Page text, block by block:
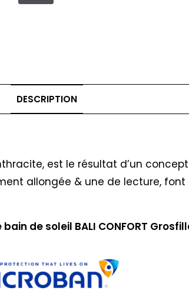
DESCRIPTION
est le résultat d’un
allongée & une de lecture,
de soleil BALI CONFORT